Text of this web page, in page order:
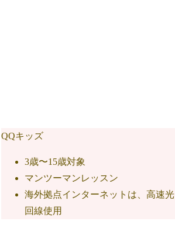
QQキッズ
3歳〜15歳対象
マンツーマンレッスン
海外拠点インターネットは、高速光
回線使用